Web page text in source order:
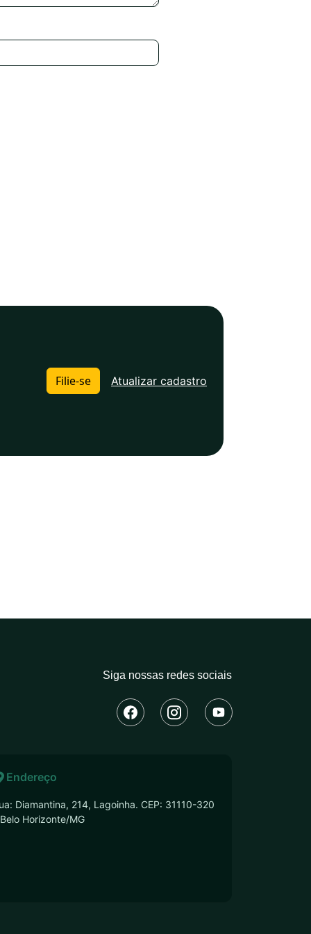
Filie-se Atualizar cadastro
Siga nossas redes sociais
Endereço
Diamantina, 214, Lagoinha. CEP: 31110-320
Horizonte/MG